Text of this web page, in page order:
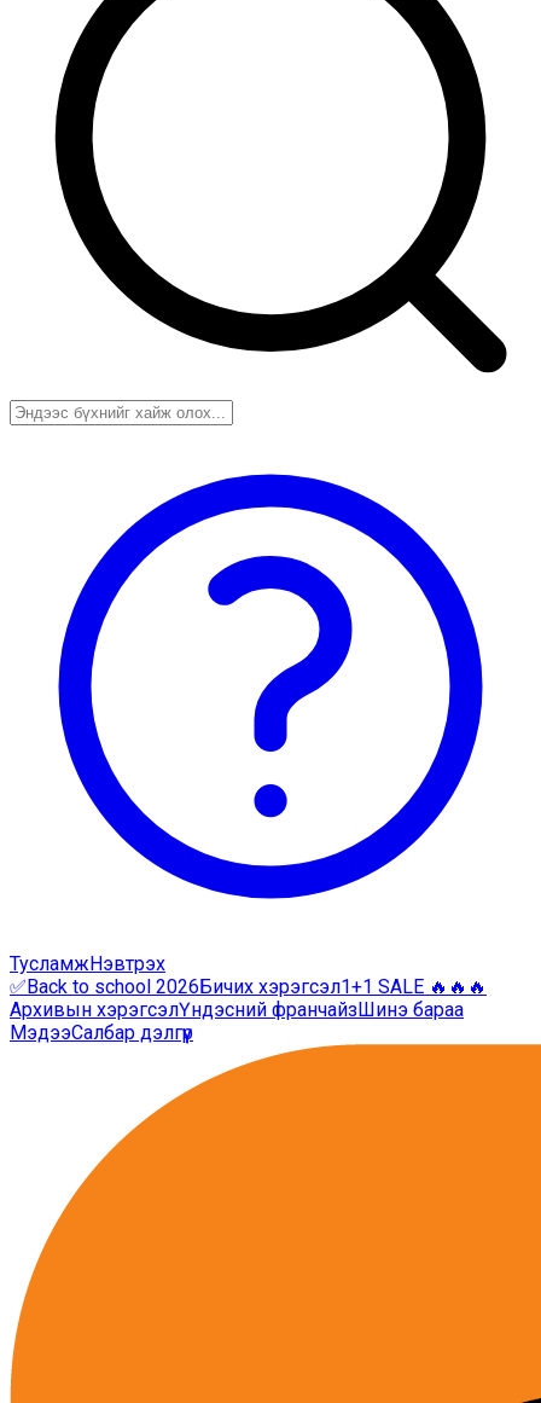
Тусламж Нэвтрэх
✅Back to school 2026 Бичих хэрэгсэл1+1 SALE 🔥🔥🔥
Архивын хэрэгсэлҮндэсний франчайз Шинэ бараа
МэдээСалбар дэлгүүр